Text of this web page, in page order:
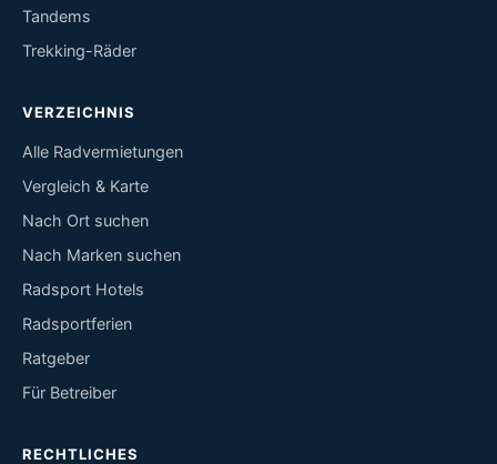
Tandems
Trekking-Räder
VERZEICHNIS
Alle Radvermietungen
Vergleich & Karte
Nach Ort suchen
Nach Marken suchen
Radsport Hotels
Radsportferien
Ratgeber
Für Betreiber
RECHTLICHES